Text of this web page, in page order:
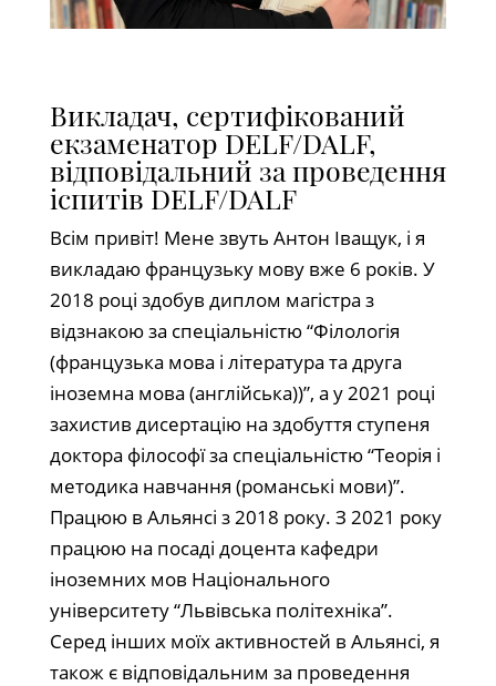
Викладач, сертифікований
екзаменатор DELF/DALF,
відповідальний за проведення
іспитів DELF/DALF
Всім привіт! Мене звуть Антон Іващук, і я
викладаю французьку мову вже 6 років. У
2018 році здобув диплом магістра з
відзнакою за спеціальністю “Філологія
(французька мова і література та друга
іноземна мова (англійська))”, а у 2021 році
захистив дисертацію на здобуття ступеня
доктора філософї за спеціальністю “Теорія і
методика навчання (романські мови)”.
Працюю в Альянсі з 2018 року. З 2021 року
працюю на посаді доцента кафедри
іноземних мов Національного
університету “Львівська політехніка”.
Серед інших моїх активностей в Альянсі, я
також є відповідальним за проведення